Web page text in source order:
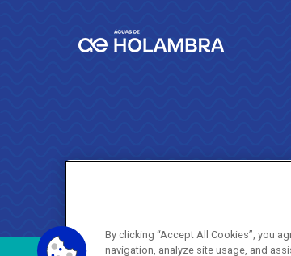
By clicking “Accept All Cookies”, you
navigation, analyze site usage, and